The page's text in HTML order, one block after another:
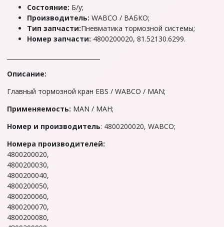
Состояние: Б/у;
Производитель: WABCO / ВАБКО;
Тип запчасти:Пневматика тормозной системы;
Номер запчасти: 4800200020, 81.52130.6299.
Описание:
Главный тормозной кран EBS / WABCO / MAN;
Применяемость: MAN / МАН;
Hoмep и производитель: 4800200020, WABCO;
Номepa производителей:
4800200020,
4800200030,
4800200040,
4800200050,
4800200060,
4800200070,
4800200080,